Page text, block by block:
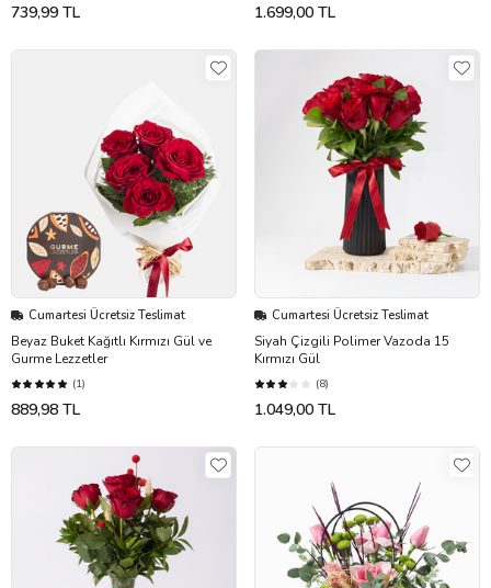
739,99 TL 1.699,00 TL
Cumartesi Ücretsiz Teslimat
Beyaz Buket Kağıtlı Kırmızı Gül ve
Gurme Lezzetler
(1)
889,98 TL
Cumartesi Ücretsiz Teslimat
Siyah Çizgili Polimer Vazoda 15
Kırmızı Gül
(8)
1.049,00 TL